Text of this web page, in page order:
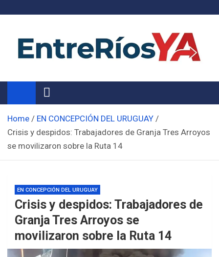
Noticias de Entre Ríos
Información de toda la provincia ahora
Home
EN CONCEPCIÓN DEL URUGUAY
Crisis y despidos: Trabajadores de Granja Tres Arroyos
se movilizaron sobre la Ruta 14
EN CONCEPCIÓN DEL URUGUAY
Crisis y despidos: Trabajadores de
Granja Tres Arroyos se
movilizaron sobre la Ruta 14